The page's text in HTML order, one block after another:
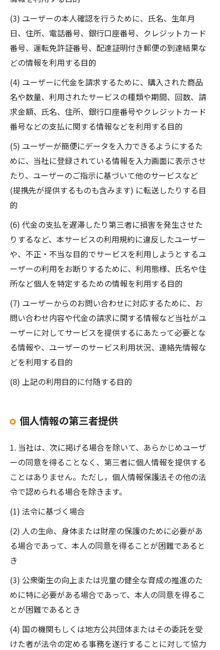
(3) ユーザーの本人確認を行うために、氏名、生年月
日、住所、電話番号、銀行口座番号、クレジットカード
番号、運転免許証番号、配達証明付き郵便の到達結果な
どの情報を利用する目的
(4) ユーザーに代金を請求するために、購入された商品
名や数量、利用されたサービスの種類や期間、回数、請
求金額、氏名、住所、銀行口座番号やクレジットカード
番号などの支払に関する情報などを利用する目的
(5) ユーザーが簡便にデータを入力できるようにするた
めに、当社に登録されている情報を入力画面に表示させ
たり、ユーザーのご指示に基づいて他のサービスなど
(提携先が提供するものも含みます) に転送したりする目
的
(6) 代金の支払を遅滞したり第三者に損害を発生させた
りするなど、本サービスの利用規約に違反したユーザー
や、不正・不当な目的でサービスを利用しようとするユ
ーザーの利用をお断りするために、利用態様、氏名や住
所など個人を特定するための情報を利用する目的
(7) ユーザーからのお問い合わせに対応するために、お
問い合わせ内容や代金の請求に関する情報など当社がユ
ーザーに対してサービスを提供するにあたって必要とな
る情報や、ユーザーのサービス利用状況、連絡先情報な
どを利用する目的
(8) 上記の利用目的に付随する目的
個人情報の第三者提供
1. 当社は、次に掲げる場合を除いて、あらかじめユーザ
ーの同意を得ることなく、第三者に個人情報を提供する
ことはありません。ただし，個人情報保護法その他の法
令で認められる場合を除きます。
(1) 法令に基づく場合
(2) 人の生命、身体または財産の保護のために必要があ
る場合であって、本人の同意を得ることが困難であると
き
(3) 公衆衛生の向上または児童の健全な育成の推進のた
めに特に必要がある場合であって、本人の同意を得るこ
とが困難であるとき
(4) 国の機関もしくは地方公共団体またはその委託を受
けた者が法令の定める事務を遂行することに対して協力